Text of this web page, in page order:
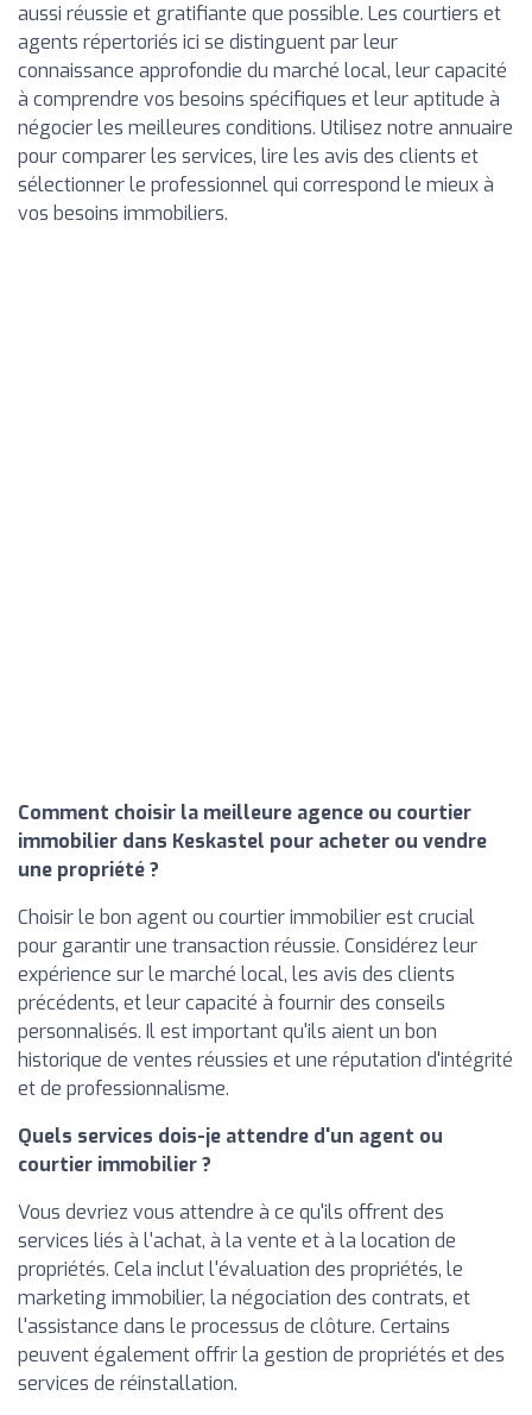
aussi réussie et gratifiante que possible. Les courtiers et
agents répertoriés ici se distinguent par leur
connaissance approfondie du marché local, leur capacité
à comprendre vos besoins spécifiques et leur aptitude à
négocier les meilleures conditions. Utilisez notre annuaire
pour comparer les services, lire les avis des clients et
sélectionner le professionnel qui correspond le mieux à
vos besoins immobiliers.
Comment choisir la meilleure agence ou courtier
immobilier dans Keskastel pour acheter ou vendre
une propriété ?
Choisir le bon agent ou courtier immobilier est crucial
pour garantir une transaction réussie. Considérez leur
expérience sur le marché local, les avis des clients
précédents, et leur capacité à fournir des conseils
personnalisés. Il est important qu'ils aient un bon
historique de ventes réussies et une réputation d'intégrité
et de professionnalisme.
Quels services dois-je attendre d'un agent ou
courtier immobilier ?
Vous devriez vous attendre à ce qu'ils offrent des
services liés à l'achat, à la vente et à la location de
propriétés. Cela inclut l'évaluation des propriétés, le
marketing immobilier, la négociation des contrats, et
l'assistance dans le processus de clôture. Certains
peuvent également offrir la gestion de propriétés et des
services de réinstallation.